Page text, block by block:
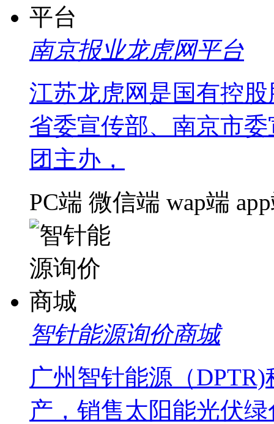
南京报业龙虎网平台
江苏龙虎网是国有控
省委宣传部、南京市
团主办，
PC端 微信端 wap端
智针能源询价商城
广州智针能源（
产，销售太阳能光伏